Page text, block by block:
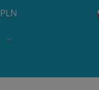
PLN